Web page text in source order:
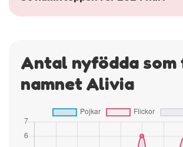
Antal nyfödda
namnet Alivia